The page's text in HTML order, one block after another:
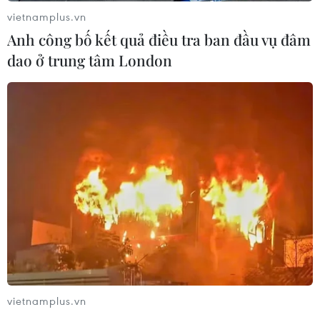
vietnamplus.vn
Anh công bố kết quả điều tra ban đầu vụ đâm
dao ở trung tâm London
vietnamplus.vn